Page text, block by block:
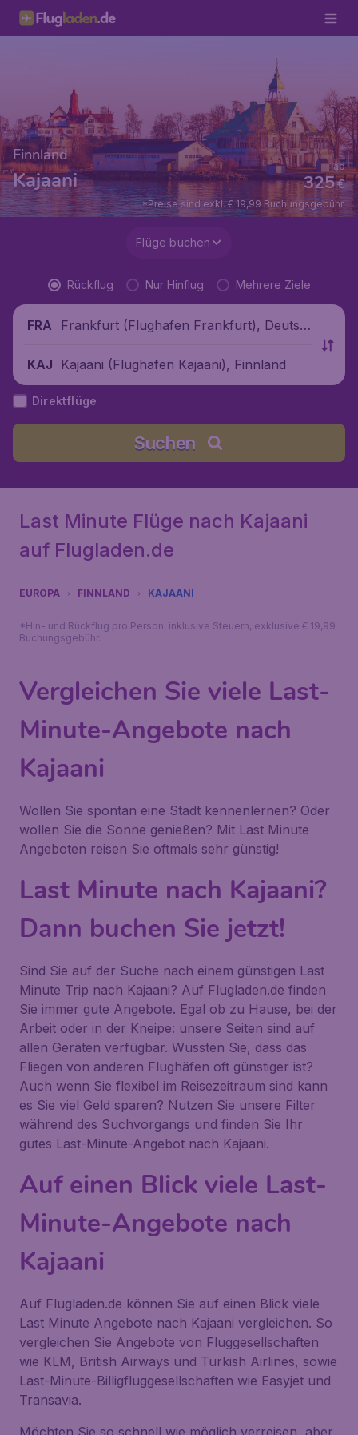
Finnland
Kajaani €
325
ab
*Preise sind exkl. € 19,99 Buchungsgebühr.
Flüge buchen
Rückflug Nur Hinflug Mehrere Ziele
FRA
Frankfurt (Flughafen Frankfurt), Deutsc
KAJ Kajaani (Flughafen Kajaani), Finnland
Direktflüge
Suchen
Last Minute Flüge nach Kajaani
auf Flugladen.de
EUROPA FINNLAND KAJAANI
*Hin- und Rückflug pro Person, inklusive Steuern, exklusive € 19,99
Buchungsgebühr.
Vergleichen Sie viele Last-
Minute-Angebote nach
Kajaani
Wollen Sie spontan eine Stadt kennenlernen? Oder
wollen Sie die Sonne genießen? Mit Last Minute
Angeboten reisen Sie oftmals sehr günstig!
Last Minute nach Kajaani?
Dann buchen Sie jetzt!
Sind Sie auf der Suche nach einem günstigen Last
Minute Trip nach Kajaani? Auf Flugladen.de finden
Sie immer gute Angebote. Egal ob zu Hause, bei der
Arbeit oder in der Kneipe: unsere Seiten sind auf
allen Geräten verfügbar. Wussten Sie, dass das
Fliegen von anderen Flughäfen oft günstiger ist?
Auch wenn Sie flexibel im Reisezeitraum sind kann
es Sie viel Geld sparen? Nutzen Sie unsere Filter
während des Suchvorgangs und finden Sie Ihr
gutes Last-Minute-Angebot nach Kajaani.
Auf einen Blick viele Last-
Minute-Angebote nach
Kajaani
Auf Flugladen.de können Sie auf einen Blick viele
Last Minute Angebote nach Kajaani vergleichen. So
vergleichen Sie Angebote von Fluggesellschaften
wie KLM, British Airways und Turkish Airlines, sowie
Last-Minute-Billigfluggesellschaften wie Easyjet und
Transavia.
Möchten Sie so schnell wie möglich verreisen, aber